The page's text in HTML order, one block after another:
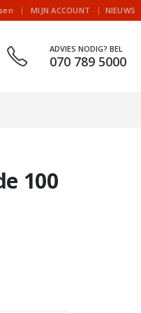
| MIJN ACCOUNT NIEUWS
ADVIES NODIG? BEL
070 789 5000
100